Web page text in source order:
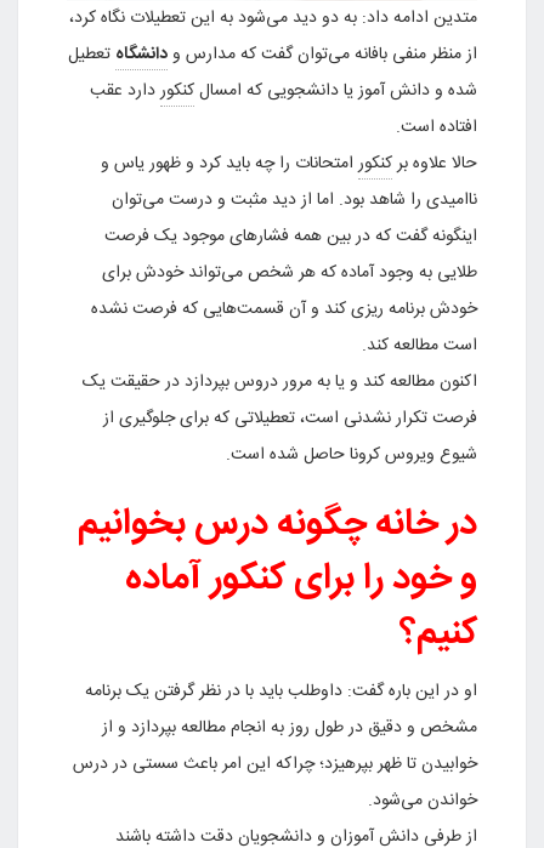
متدین ادامه داد: به دو دید می‌شود به این تعطیلات نگاه کرد،
از منظر منفی بافانه می‌توان گفت که مدارس ودانشگاه تعطیل
شده و دانش آموز یا دانشجویی که امسالکنکوردارد عقب
افتاده است.
حالا علاوه برکنکورامتحانات را چه باید کرد و ظهور یاس و
ناامیدی را شاهد بود. اما از دید مثبت و درست می‌توان
اینگونه گفت که در بین همه فشار‌های موجود یک فرصت
طلایی به وجود آماده که هر شخص می‌تواند خودش برای
خودش برنامه ریزی کند و آن قسمت‌هایی که فرصت نشده
است مطالعه کند.
اکنون مطالعه کند و یا به مرور دروس بپردازد در حقیقت یک
فرصت تکرار نشدنی است، تعطیلاتی که برای جلوگیری از
شیوع ویروس کرونا حاصل شده است.
در خانه چگونه درس بخوانیم
و خود را برای کنکور آماده
کنیم؟
او در این باره گفت: داوطلب باید با در نظر گرفتن یک برنامه
مشخص و دقیق در طول روز به انجام مطالعه بپردازد و از
خوابیدن تا ظهر بپرهیزد؛ چراکه این امر باعث سستی در درس
خواندن می‌شود.
از طرفی دانش آموزان و دانشجویان دقت داشته باشند